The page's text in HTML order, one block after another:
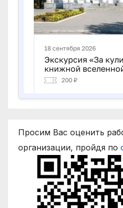
Просим Вас оценить
организации, пройдя по